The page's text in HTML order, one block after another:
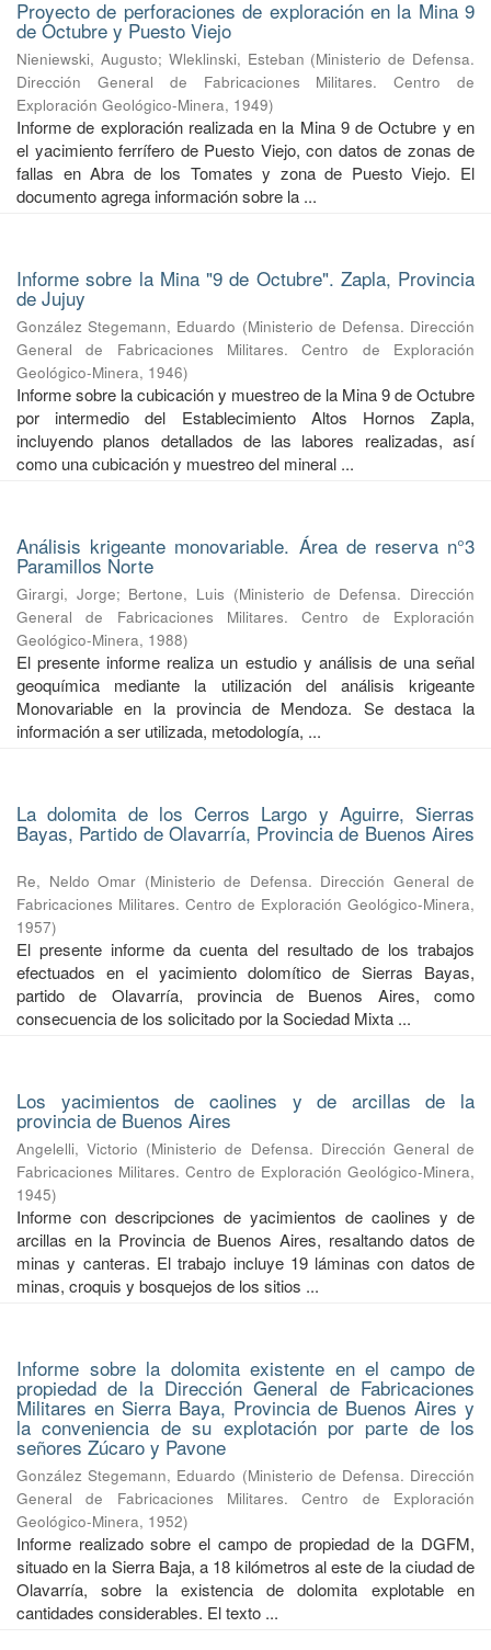
Proyecto de perforaciones de exploración en la Mina 9
de Octubre y Puesto Viejo
Nieniewski, Augusto; Wleklinski, Esteban (Ministerio de Defensa.
Dirección General de Fabricaciones Militares. Centro de
Exploración Geológico-Minera, 1949)
Informe de exploración realizada en la Mina 9 de Octubre y en
el yacimiento ferrífero de Puesto Viejo, con datos de zonas de
fallas en Abra de los Tomates y zona de Puesto Viejo. El
documento agrega información sobre la ...
Informe sobre la Mina "9 de Octubre". Zapla, Provincia
de Jujuy
González Stegemann, Eduardo (Ministerio de Defensa. Dirección
General de Fabricaciones Militares. Centro de Exploración
Geológico-Minera, 1946)
Informe sobre la cubicación y muestreo de la Mina 9 de Octubre
por intermedio del Establecimiento Altos Hornos Zapla,
incluyendo planos detallados de las labores realizadas, así
como una cubicación y muestreo del mineral ...
Análisis krigeante monovariable. Área de reserva n°3
Paramillos Norte
Girargi, Jorge; Bertone, Luis (Ministerio de Defensa. Dirección
General de Fabricaciones Militares. Centro de Exploración
Geológico-Minera, 1988)
El presente informe realiza un estudio y análisis de una señal
geoquímica mediante la utilización del análisis krigeante
Monovariable en la provincia de Mendoza. Se destaca la
información a ser utilizada, metodología, ...
La dolomita de los Cerros Largo y Aguirre, Sierras
Bayas, Partido de Olavarría, Provincia de Buenos Aires
Re, Neldo Omar (Ministerio de Defensa. Dirección General de
Fabricaciones Militares. Centro de Exploración Geológico-Minera,
1957)
El presente informe da cuenta del resultado de los trabajos
efectuados en el yacimiento dolomítico de Sierras Bayas,
partido de Olavarría, provincia de Buenos Aires, como
consecuencia de los solicitado por la Sociedad Mixta ...
Los yacimientos de caolines y de arcillas de la
provincia de Buenos Aires
Angelelli, Victorio (Ministerio de Defensa. Dirección General de
Fabricaciones Militares. Centro de Exploración Geológico-Minera,
1945)
Informe con descripciones de yacimientos de caolines y de
arcillas en la Provincia de Buenos Aires, resaltando datos de
minas y canteras. El trabajo incluye 19 láminas con datos de
minas, croquis y bosquejos de los sitios ...
Informe sobre la dolomita existente en el campo de
propiedad de la Dirección General de Fabricaciones
Militares en Sierra Baya, Provincia de Buenos Aires y
la conveniencia de su explotación por parte de los
señores Zúcaro y Pavone
González Stegemann, Eduardo (Ministerio de Defensa. Dirección
General de Fabricaciones Militares. Centro de Exploración
Geológico-Minera, 1952)
Informe realizado sobre el campo de propiedad de la DGFM,
situado en la Sierra Baja, a 18 kilómetros al este de la ciudad de
Olavarría, sobre la existencia de dolomita explotable en
cantidades considerables. El texto ...